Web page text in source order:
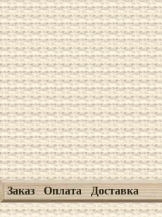
Заказ Оплата Доставка